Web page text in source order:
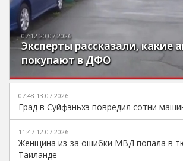
07:12 20.07.2026
Эксперты рассказали, какие
покупают в ДФО
07:48 13.07.2026
Град в Суйфэньхэ повредил сотни
11:47 12.07.2026
Женщина из-за ошибки МВД попала в
Таиланде